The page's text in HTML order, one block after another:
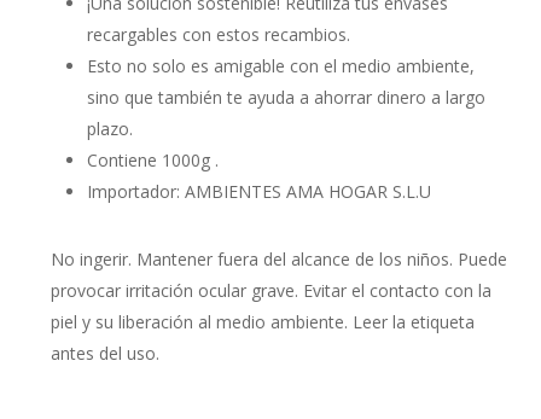
recargables con estos recambios.
Esto no solo es amigable con el medio ambiente,
sino que también te ayuda a ahorrar dinero a largo
plazo.
Contiene 1000g .
Importador: AMBIENTES AMA HOGAR S.L.U
No ingerir. Mantener fuera del alcance de los niños. Puede
provocar irritación ocular grave. Evitar el contacto con la
piel y su liberación al medio ambiente. Leer la etiqueta
antes del uso.